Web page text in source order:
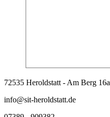
72535 Heroldstatt - Am Berg 16a
info@sit-heroldstatt.de